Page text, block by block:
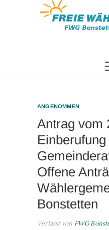
ANGENOMMEN
Antrag vom
Offene
Bonstetten
Verfasst von FWG